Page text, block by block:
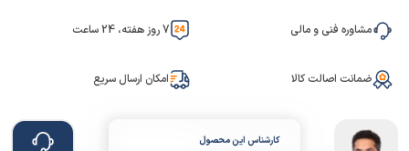
مشاوره فنی و مالی 7 روز هفته، 24 ساعت
ضمانت اصالت کالا امکان ارسال سریع
کارشناس این محصول